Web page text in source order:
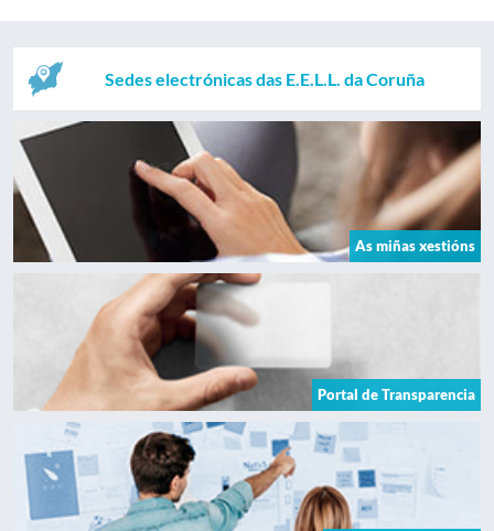
Sedes electrónicas das E.E.L.L. da Coruña
As miñas xestións
Portal de Transparencia